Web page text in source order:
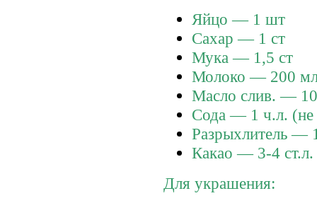
Яйцо — 1 шт
Сахар — 1 ст
Мука — 1,5 ст
Молоко — 200
Масло слив. —
Сода — 1 ч.л. (не
Разрыхлитель —
Какао — 3-4 ст.л.
Для украшения: